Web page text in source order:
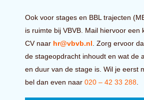
Ook voor stages en BBL trajecten
is ruimte bij VBVB. Mail hiervoor een
CV naar hr@vbvb.nl . Zorg ervoor
de stageopdracht inhoudt en wat de
en duur van de stage is. Wil je eerst
bel dan even naar 020 – 42 33 288